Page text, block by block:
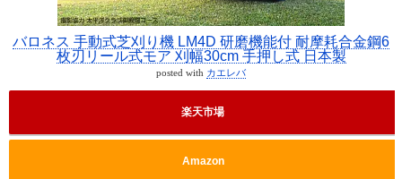
バロネス 手動式芝刈り機 LM4D 研磨機能付 耐摩耗合金鋼6
枚刃リール式モア 刈幅30cm 手押し式 日本製
posted with カエレバ
楽天市場
Amazon